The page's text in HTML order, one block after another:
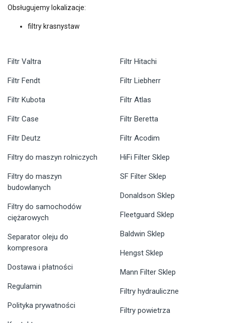
Obsługujemy lokalizacje:
filtry krasnystaw
Filtr Valtra
Filtr Fendt
Filtr Kubota
Filtr Case
Filtr Deutz
Filtr Hitachi
Filtr Liebherr
Filtr Atlas
Filtr Beretta
Filtr Acodim
Filtry do maszyn rolniczych
Filtry do maszyn
budowlanych
Filtry do samochodów
ciężarowych
Separator oleju do
kompresora
Dostawa i płatności
Regulamin
Polityka prywatności
HiFi Filter Sklep
SF Filter Sklep
Donaldson Sklep
Fleetguard Sklep
Baldwin Sklep
Hengst Sklep
Mann Filter Sklep
Filtry hydrauliczne
Filtry powietrza